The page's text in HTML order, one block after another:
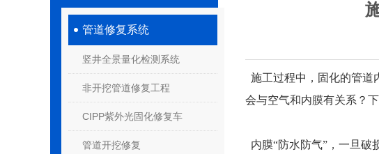
管道修复系统
竖井全景量化检测系统
非开挖管道修复工程
CIPP紫外光固化修复车
管道开挖修复
施工过程中，固化的管道
会与空气和内膜有关系？
内膜“防水防气”，一旦